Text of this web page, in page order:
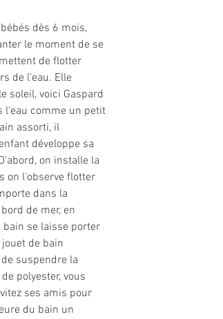
dès 6 mois,
le moment de se
de flotter
de l'eau. Elle
soleil, voici Gaspard
l'eau comme un petit
assorti, il
développe sa
on installe la
on l'observe flotter
dans la
de mer, en
bain se laisse porter
de bain
suspendre la
polyester, vous
ses amis pour
du bain un